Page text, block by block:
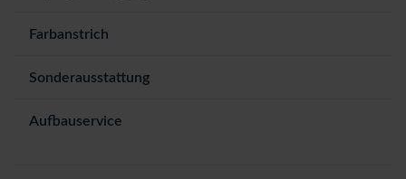
Farbanstrich
Sonderausstattung
Aufbauservice